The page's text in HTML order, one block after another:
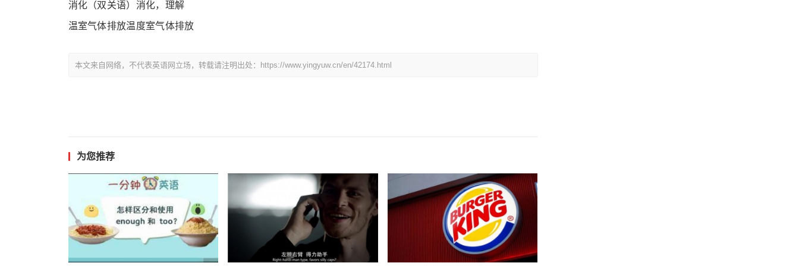
消化（双关语）消化，理解
温室气体排放温度室气体排放
本文来自网络，不代表英语网立场，转载请注明出处：https://www.yingyuw.cn/en/42174.html
为您推荐